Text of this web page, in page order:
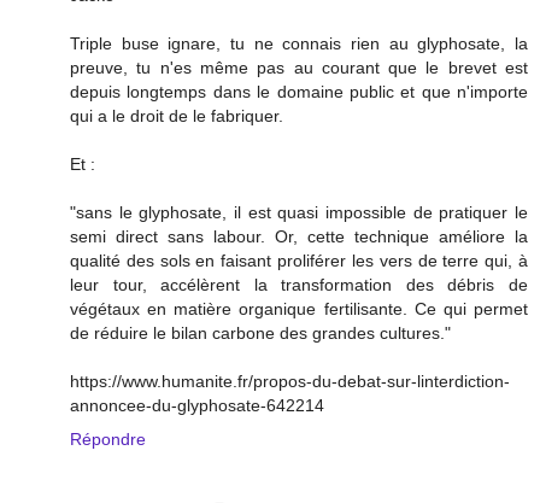
Triple buse ignare, tu ne connais rien au glyphosate, la
preuve, tu n'es même pas au courant que le brevet est
depuis longtemps dans le domaine public et que n'importe
qui a le droit de le fabriquer.
Et :
"sans le glyphosate, il est quasi impossible de pratiquer le
semi direct sans labour. Or, cette technique améliore la
qualité des sols en faisant proliférer les vers de terre qui, à
leur tour, accélèrent la transformation des débris de
végétaux en matière organique fertilisante. Ce qui permet
de réduire le bilan carbone des grandes cultures."
https://www.humanite.fr/propos-du-debat-sur-linterdiction-
annoncee-du-glyphosate-642214
Répondre